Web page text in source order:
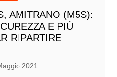
AMITRANO (M5S):
E PIÙ
RIPARTIRE
2021